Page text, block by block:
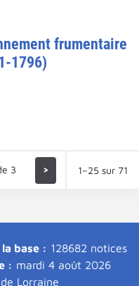
frumentaire
1796)
3 > 1–25 sur 71
base : 128682 notices
: mardi 4 août 2026
Lorraine